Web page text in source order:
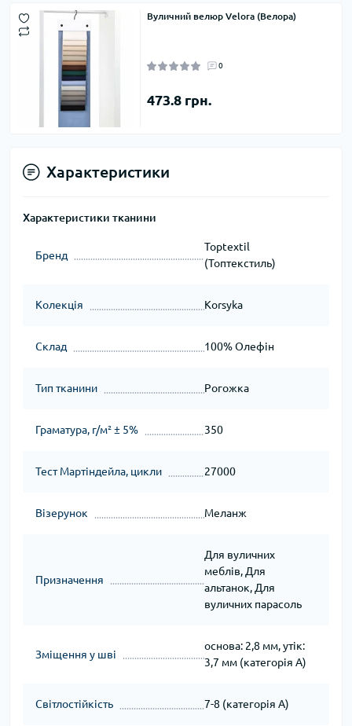
Вуличний велюр Velora (Велора)
0
473.8 грн.
Характеристики
Характеристики тканини
Бренд
Toptextil
(Топтекстиль)
Колекція Korsyka
Склад 100% Олефін
Тип тканини Рогожка
Граматура, г/м² ± 5% 350
Тест Мартіндейла, цикли 27000
Візерунок Меланж
Призначення
Для вуличних
меблів, Для
альтанок, Для
вуличних парасоль
Зміщення у шві
основа: 2,8 мм, утік:
3,7 мм (категорія A)
Світлостійкість 7-8 (категорія А)